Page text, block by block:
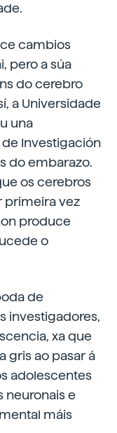
cambios
pero a súa
do cerebro
a Universidade
una
Investigación
do embarazo.
os cerebros
primeira vez
produce
o
de
investigadores,
xa que
gris ao pasar á
adolescentes
neuronais e
máis